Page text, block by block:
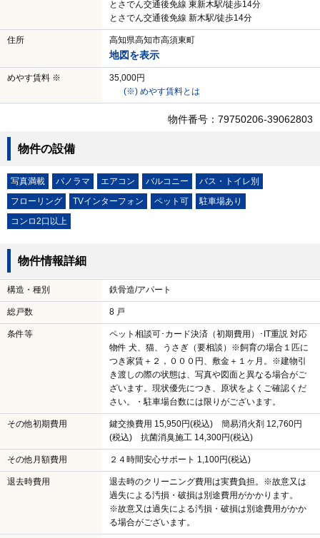
とさでん交通後免線 東新木駅/徒歩14分
とさでん交通後免線 新木駅/徒歩14分
住所 高知県高知市高須東町
地図を表示
めやす賃料 ※
35,000円
(※) めやす賃料とは
物件番号：79750206-39062803
物件の設備
写真満載 パノラマ エアコン バルコニー
バス・トイレ別
フローリング
TVインターフォン ペット可
駐車場あり
コンロ2口以上
物件情報詳細
構造・種別 鉄骨造/アパート
総戸数 8 戸
条件等
ペット相談可･カード決済（初期費用）･IT重説 対応
物件 犬、猫、うさぎ（要相談）※飼育の場合１匹に
つき家賃＋２，０００円、敷金＋１ヶ月。※建物引
き渡しの際の状態は、写真や図面と異なる場合がご
ざいます。現状優先につき、原状をよくご確認くだ
さい。・駐車場台数には限りがございます。
その他初期費用
鍵交換費用 15,950円(税込) 簡易消火剤 12,760円
(税込) 抗菌消臭施工 14,300円(税込)
その他月額費用 ２４時間安心サポート 1,100円(税込)
退去時費用
退去時のクリーニング費用は実費負担。※故意又は
過失による汚損・破損は別途費用がかかります。
※故意又は過失による汚損・破損は別途費用がかか
る場合がございます。